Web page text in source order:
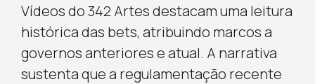
Vídeos do 342 Artes destacam uma leitura
histórica das bets, atribuindo marcos a
governos anteriores e atual. A narrativa
sustenta que a regulamentação recente